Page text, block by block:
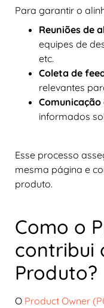
Para garantir o
Reuniões de
equipes de
etc.
Coleta de
relevantes
informados
Esse processo
mesma página e
produto.
Como o
contribui
Produto?
O Product Owner